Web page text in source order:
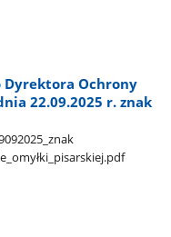
Dyrektora Ochrony
22.09.2025 r. znak